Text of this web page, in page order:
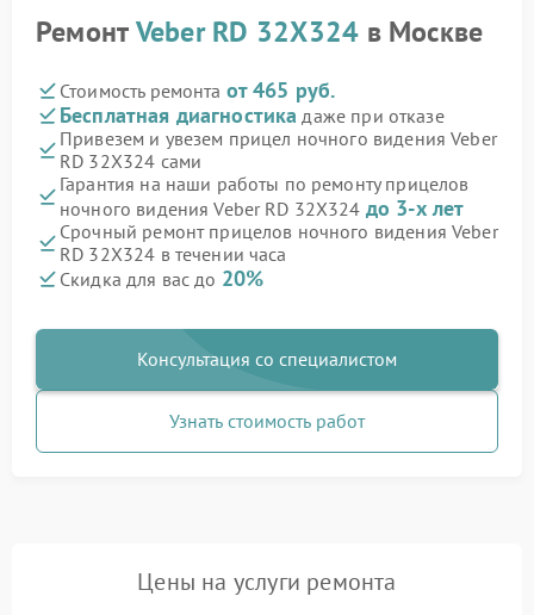
РемонтVeber RD 32X324 в Москве
Стоимость ремонта от 465 руб.
Бесплатная диагностика даже при отказе
Привезем и увезем прицел ночного видения Veber
RD 32X324 сами
Гарантия на наши работы по ремонту прицелов
ночного видения Veber RD 32X324 до 3-х лет
Срочный ремонт прицелов ночного видения Veber
RD 32X324 в течении часа
Скидка для вас до 20%
Консультация со специалистом
Узнать стоимость работ
Цены на услуги ремонта